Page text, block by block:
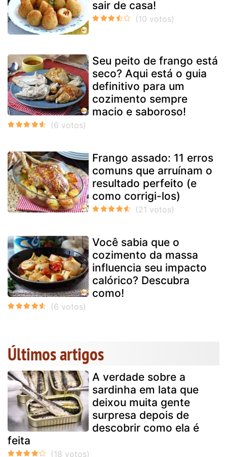
sair de casa!
Seu peito de frango está
seco? Aqui está o guia
definitivo para um
cozimento sempre
macio e saboroso!
Frango assado: 11 erros
comuns que arruínam o
resultado perfeito (e
como corrigi-los)
Você sabia que o
cozimento da massa
influencia seu impacto
calórico? Descubra
como!
Últimos artigos
A verdade sobre a
sardinha em lata que
deixou muita gente
surpresa depois de
descobrir como ela é
feita